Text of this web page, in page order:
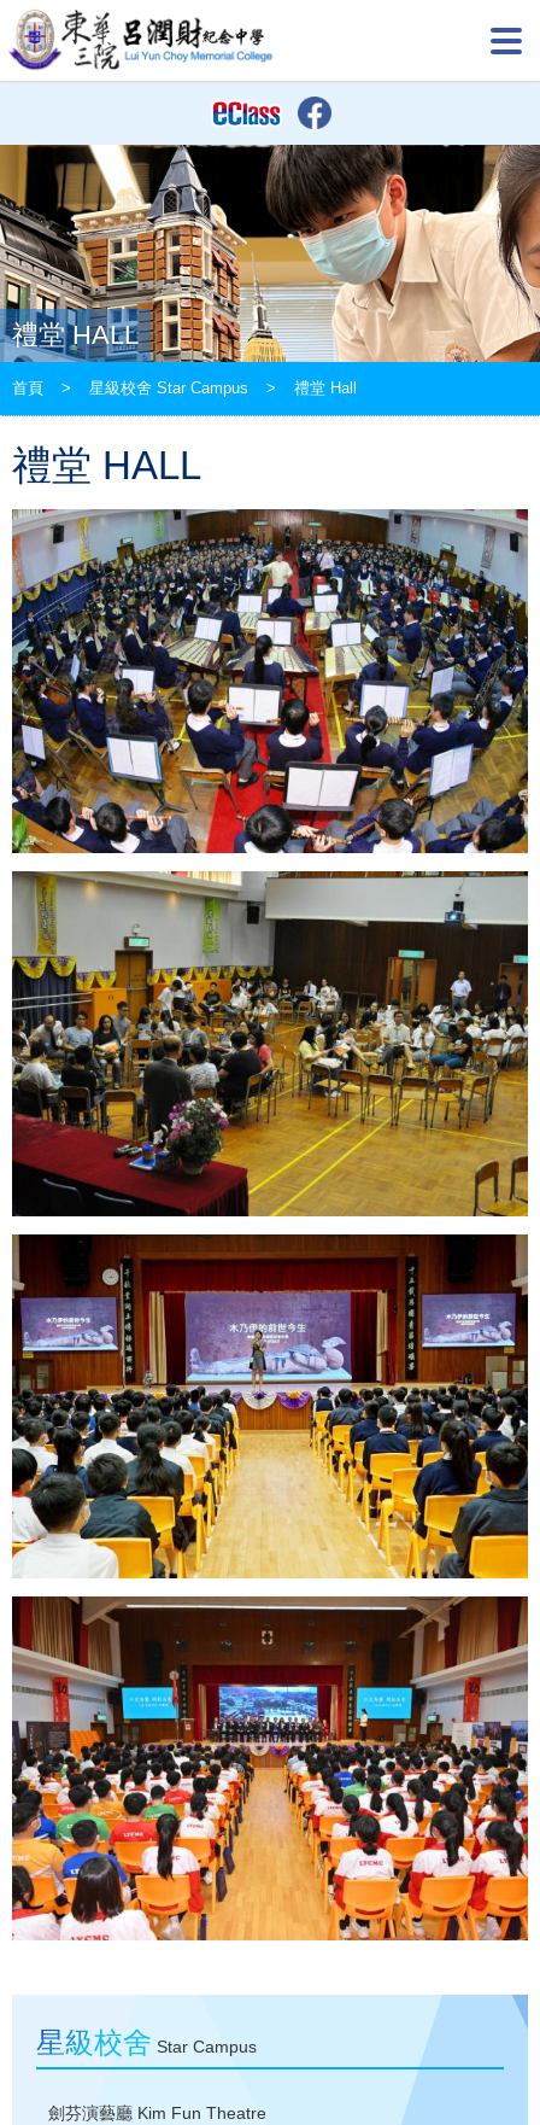
禮堂 HALL
首頁 > 星級校舍 Star Campus > 禮堂 Hall
禮堂 HALL
星級校舍 Star Campus
劍芬演藝廳 Kim Fun Theatre